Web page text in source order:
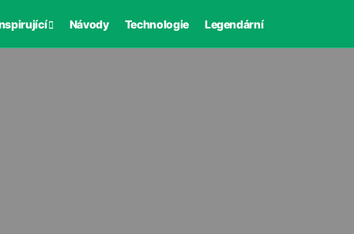
Návody Technologie Legendární